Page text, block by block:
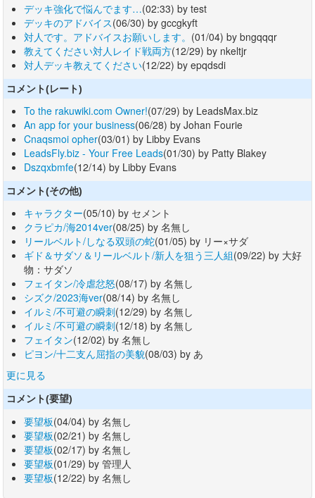
デッキ強化で悩んでます…(02:33) by test
デッキのアドバイス(06/30) by gccgkyft
対人です。アドバイスお願いします。 (01/04) by bngqqqr
教えてください対人レイド戦両方(12/29) by nkeltjr
対人デッキ教えてください(12/22) by epqdsdi
コメント(レート)
To the rakuwiki.com Owner!(07/29) by LeadsMax.biz
An app for your business(06/28) by Johan Fourie
Cnaqsmoi opher(03/01) by Libby Evans
LeadsFly.biz - Your Free Leads(01/30) by Patty Blakey
Dszqxbmfe(12/14) by Libby Evans
コメント(その他)
キャラクター(05/10) by セメント
クラピカ/海2014ver(08/25) by 名無し
リールベルト/しなる双頭の蛇(01/05) by リー×サダ
ギド＆サダソ＆リールベルト/新人を狙う三人組(09/22) by 大好
物：サダソ
フェイタン/冷虐忿怒(08/17) by 名無し
シズク/2023海ver(08/14) by 名無し
イルミ/不可避の瞬刺(12/29) by 名無し
イルミ/不可避の瞬刺(12/18) by 名無し
フェイタン(12/02) by 名無し
ピヨン/十二支ん屈指の美貌(08/03) by あ
更に見る
コメント(要望)
要望板(04/04) by 名無し
要望板(02/21) by 名無し
要望板(02/17) by 名無し
要望板(01/29) by 管理人
要望板(12/22) by 名無し